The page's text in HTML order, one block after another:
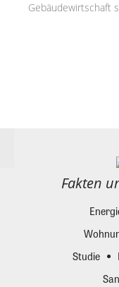
Gebäudewirtschaft
Fakten
Studie